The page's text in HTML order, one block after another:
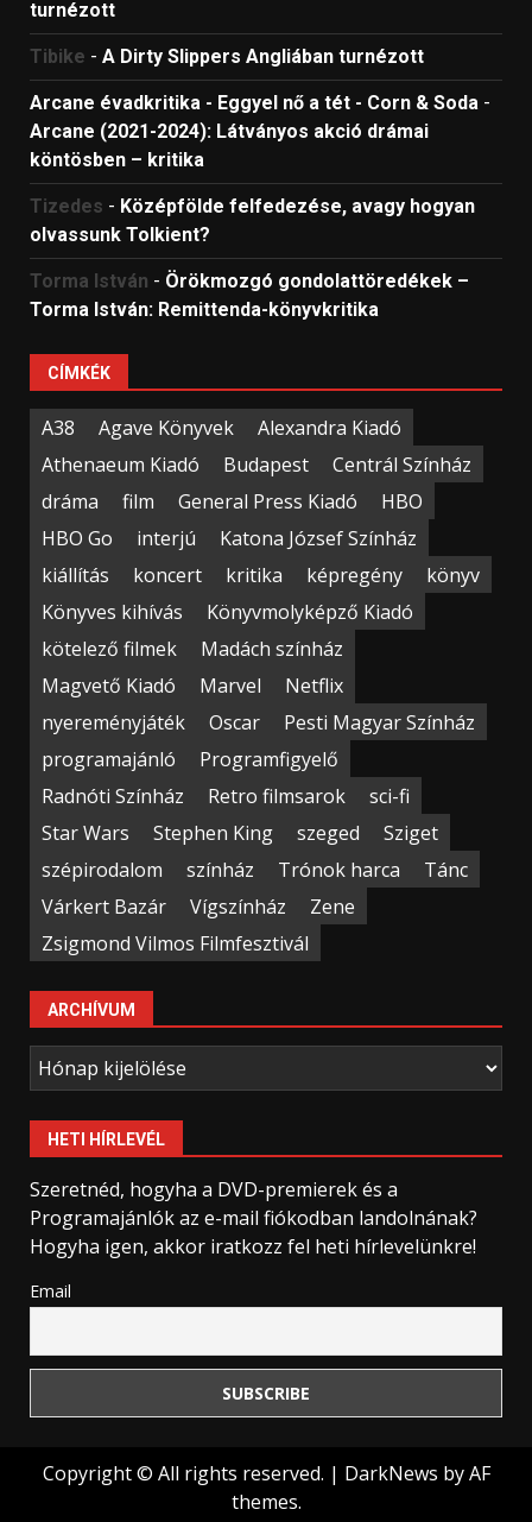
turnézott
Tibike - A Dirty Slippers Angliában turnézott
Arcane évadkritika - Eggyel nő a tét - Corn & Soda -
Arcane (2021-2024): Látványos akció drámai
köntösben – kritika
Tizedes - Középfölde felfedezése, avagy hogyan
olvassunk Tolkient?
Torma István - Örökmozgó gondolattöredékek –
Torma István: Remittenda-könyvkritika
CÍMKÉK
A38 Agave Könyvek
Alexandra Kiadó
Athenaeum Kiadó
Budapest
Centrál Színház
dráma
film General Press Kiadó
HBO
HBO Go
interjú
Katona József Színház
kiállítás
koncert kritika képregény
könyv
Könyves kihívás
Könyvmolyképző Kiadó
kötelező filmek
Madách színház
Magvető Kiadó
Marvel
Netflix
nyereményjáték
Oscar
Pesti Magyar Színház
programajánló
Programfigyelő
Radnóti Színház
Retro filmsarok
sci-fi
Star Wars
Stephen King szeged
Sziget
szépirodalom
színház Trónok harca
Tánc
Várkert Bazár
Vígszínház
Zene
Zsigmond Vilmos Filmfesztivál
ARCHÍVUM
Archívum
HETI HÍRLEVÉL
Szeretnéd, hogyha a DVD-premierek és a
Programajánlók az e-mail fiókodban landolnának?
Hogyha igen, akkor iratkozz fel heti hírlevelünkre!
Email
Copyright © All rights reserved. | DarkNews by AF
themes.